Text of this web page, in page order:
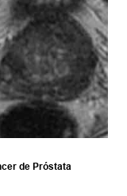
de Próstata